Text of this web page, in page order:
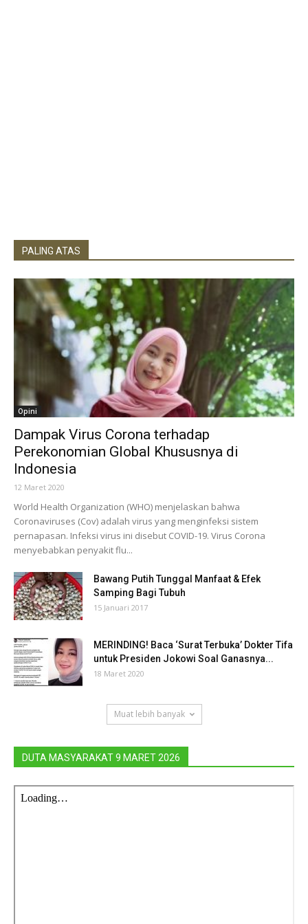
PALING ATAS
Opini
Dampak Virus Corona terhadap
Perekonomian Global Khususnya di
Indonesia
12 Maret 2020
World Health Organization (WHO) menjelaskan bahwa
Coronaviruses (Cov) adalah virus yang menginfeksi sistem
pernapasan. Infeksi virus ini disebut COVID-19. Virus Corona
menyebabkan penyakit flu...
Bawang Putih Tunggal Manfaat & Efek
Samping Bagi Tubuh
15 Januari 2017
MERINDING! Baca ‘Surat Terbuka’ Dokter Tifa
untuk Presiden Jokowi Soal Ganasnya...
18 Maret 2020
Muat lebih banyak
DUTA MASYARAKAT 9 MARET 2026